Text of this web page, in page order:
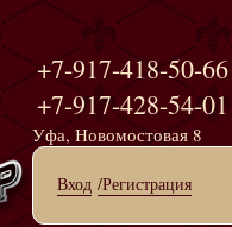
+7-917-418-50-66
+7-917-428-54-01
Уфа, Новомостовая 8
Вход /Регистрация